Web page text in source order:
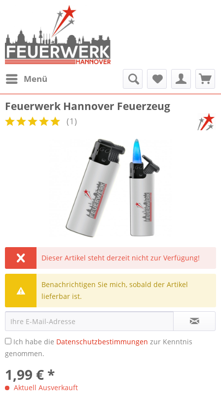
Menü
Feuerwerk Hannover Feuerzeug
(1)
Dieser Artikel steht derzeit nicht zur Verfügung!
Benachrichtigen Sie mich, sobald der Artikel
lieferbar ist.
Ich habe die Datenschutzbestimmungen zur Kenntnis
genommen.
1,99 € *
Aktuell Ausverkauft